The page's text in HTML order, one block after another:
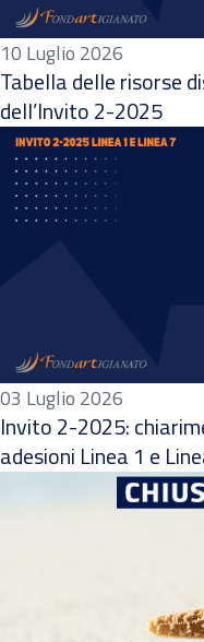
10 Luglio 2026
Tabella delle risorse
dell’Invito 2-2025
03 Luglio 2026
Invito 2-2025:
adesioni Linea 1 e